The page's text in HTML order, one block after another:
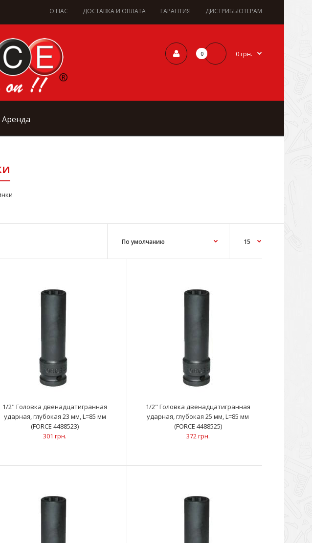
О НАС ДОСТАВКА И ОПЛАТА ГАРАНТИЯ ДИСТРИБЬЮТЕРАМ
0 0 грн.
Аренда
Estate (14~), Tigua..
1/2" Головка двенадцатигранная
ударная, глубокая 23 мм, L=85 мм
(FORCE 4488523)
301 грн.
1/2" Головка двенадцатигранная
ударная, глубокая 25 мм, L=85 мм
(FORCE 4488525)
372 грн.